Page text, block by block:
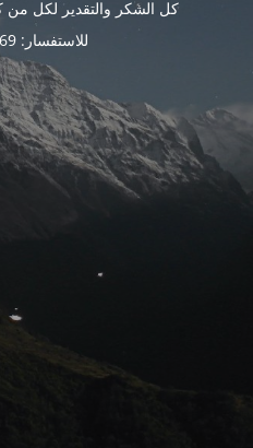
كل الشكر والتقدير لكل من
للاستفسار: 0928080169